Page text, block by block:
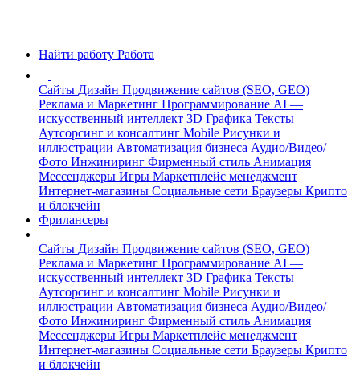
Найти работу Работа
Сайты Дизайн Продвижение сайтов (SEO, GEO)
Реклама и Маркетинг Программирование AI —
искусственный интеллект 3D Графика Тексты
Аутсорсинг и консалтинг Mobile Рисунки и
иллюстрации Автоматизация бизнеса Аудио/Видео/
Фото Инжиниринг Фирменный стиль Анимация
Мессенджеры Игры Маркетплейс менеджмент
Интернет-магазины Социальные сети Браузеры Крипто
и блокчейн
Фрилансеры
Сайты Дизайн Продвижение сайтов (SEO, GEO)
Реклама и Маркетинг Программирование AI —
искусственный интеллект 3D Графика Тексты
Аутсорсинг и консалтинг Mobile Рисунки и
иллюстрации Автоматизация бизнеса Аудио/Видео/
Фото Инжиниринг Фирменный стиль Анимация
Мессенджеры Игры Маркетплейс менеджмент
Интернет-магазины Социальные сети Браузеры Крипто
и блокчейн